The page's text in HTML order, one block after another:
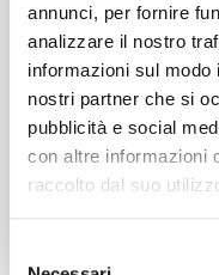
annunci, per fornire
analizzare il nostro
informazioni sul
nostri partner che si
pubblicità e social
con altre informazioni
raccolto dal suo
Informazioni